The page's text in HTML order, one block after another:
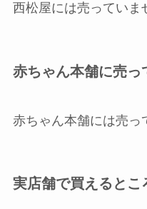
西松屋には売っていま
赤ちゃん本舗に売っ
赤ちゃん本舗には売っ
実店舗で買えるとこ